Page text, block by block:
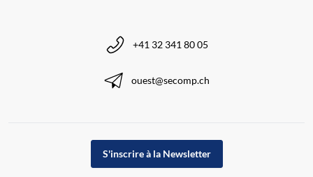
+41 32 341 80 05
ouest@secomp.ch
S'inscrire à la Newsletter